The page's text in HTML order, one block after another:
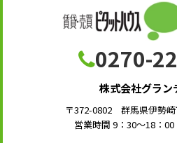
0270-
株式会社グラン
〒372-0802 群馬県伊勢
営業時間 9：30～18：